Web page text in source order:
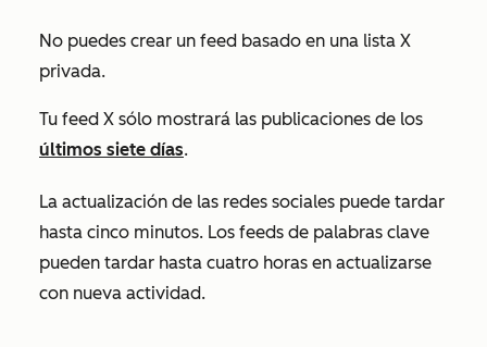
No puedes crear un feed basado en una lista X
privada.
Tu feed X sólo mostrará las publicaciones de los
últimos siete días.
La actualización de las redes sociales puede tardar
hasta cinco minutos. Los feeds de palabras clave
pueden tardar hasta cuatro horas en actualizarse
con nueva actividad.